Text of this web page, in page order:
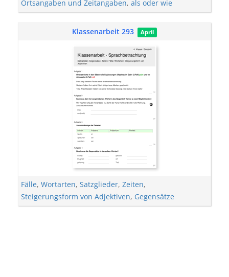
Ortsangaben und Zeitangaben, als oder wie
Klassenarbeit 293 April
Fälle, Wortarten, Satzglieder, Zeiten,
Steigerungsform von Adjektiven, Gegensätze